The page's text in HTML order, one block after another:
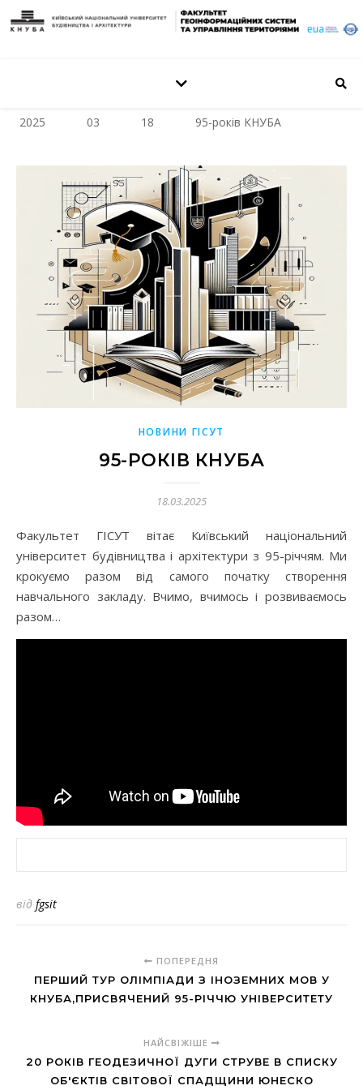
2025 03 18 95-років КНУБА
НОВИНИ ГІСУТ
95-РОКІВ КНУБА
18.03.2025
Факультет ГІСУТ вітає Київський національний
університет будівництва і архітектури з 95-річчям. Ми
крокуємо разом від самого початку створення
навчального закладу. Вчимо, вчимось і розвиваємось
разом…
від fgsit
ПОПЕРЕДНЯ
ПЕРШИЙ ТУР ОЛІМПІАДИ З ІНОЗЕМНИХ МОВ У
КНУБА,ПРИСВЯЧЕНИЙ 95-РІЧЧЮ УНІВЕРСИТЕТУ
НАЙСВІЖІШЕ
20 РОКІВ ГЕОДЕЗИЧНОЇ ДУГИ СТРУВЕ В СПИСКУ
ОБ'ЄКТІВ СВІТОВОЇ СПАДЩИНИ ЮНЕСКО